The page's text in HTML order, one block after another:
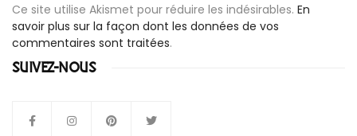
Ce site utilise Akismet pour réduire les indésirables. En
savoir plus sur la façon dont les données de vos
commentaires sont traitées.
SUIVEZ-NOUS